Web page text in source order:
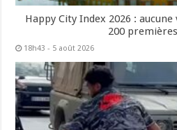
Happy City Index 2026 :
200
18h43 - 5 août 2026